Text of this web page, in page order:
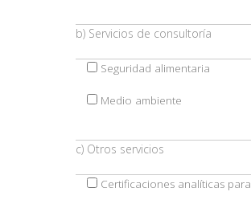
b) Servicios de consultoría
Seguridad alimentaria
Medio ambiente
c) Otros servicios
Certificaciones analíticas para